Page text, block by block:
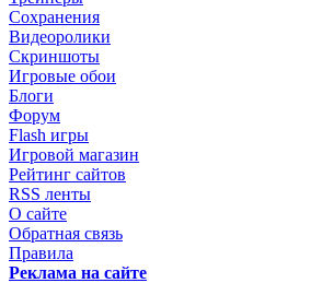
Сохранения
Видеоролики
Скриншоты
Игровые обои
Блоги
Форум
Flash игры
Игровой магазин
Рейтинг сайтов
RSS ленты
О сайте
Обратная связь
Правила
Реклама на сайте